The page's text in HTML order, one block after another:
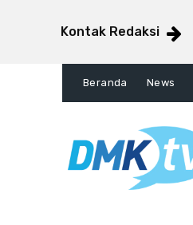
Kontak Redaksi
Beranda News